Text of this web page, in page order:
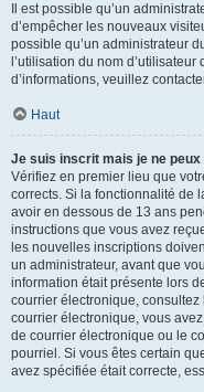
Il est possible qu’un
d’empêcher les nouveaux
possible qu’un administrateur
l’utilisation du nom
d’informations, veuillez
Haut
Je suis inscrit mais je ne
Vérifiez en premier lieu que
corrects. Si la fonctionnalité de
avoir en dessous de 13 ans
instructions que vous avez
les nouvelles inscriptions
un administrateur, avant que
information était présente lors
courrier électronique,
courrier électronique, vous
de courrier électronique ou le
pourriel. Si vous êtes certain
avez spécifiée était correcte,